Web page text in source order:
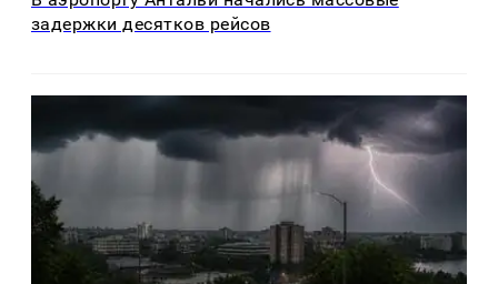
задержки десятков рейсов